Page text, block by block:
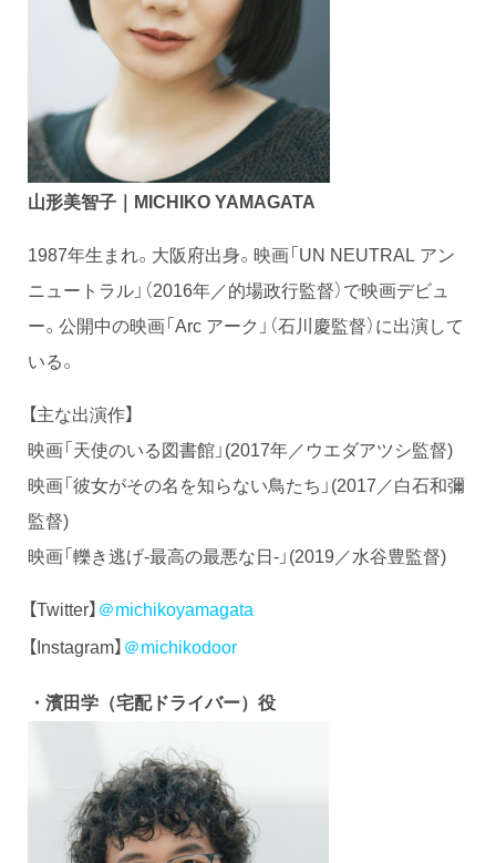
山形美智子｜MICHIKO YAMAGATA
1987年生まれ。大阪府出身。映画「UN NEUTRAL アン
ニュートラル」（2016年／的場政行監督）で映画デビュ
ー。公開中の映画「Arc アーク」（石川慶監督）に出演して
いる。
【主な出演作】
映画「天使のいる図書館」(2017年／ウエダアツシ監督)
映画「彼女がその名を知らない鳥たち」(2017／白石和彌
監督)
映画「轢き逃げ-最高の最悪な日-」(2019／水谷豊監督)
【Twitter】＠michikoyamagata
【Instagram】＠michikodoor
・濱田学（宅配ドライバー）役